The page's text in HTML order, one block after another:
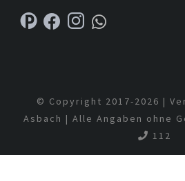
© Copyright 2017-2026 |
Asbach | Alle Angaben ohne
112